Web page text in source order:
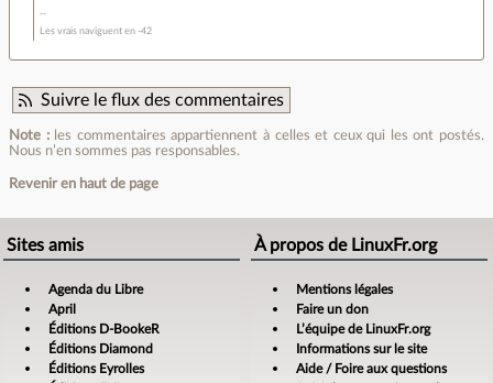
Les vrais naviguent en -42
Suivre le flux des commentaires
Note :les commentaires appartiennent à celles et ceux qui les ont postés.
Nous n’en sommes pas responsables.
Revenir en haut de page
Sites amis
Agenda du Libre
April
Éditions D-BookeR
Éditions Diamond
Éditions Eyrolles
À propos de LinuxFr.org
Mentions légales
Faire un don
L’équipe de LinuxFr.org
Informations sur le site
Aide / Foire aux questions